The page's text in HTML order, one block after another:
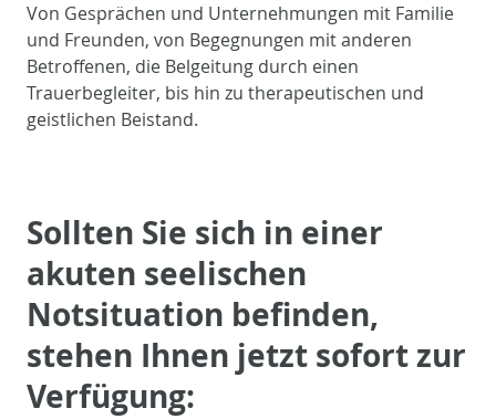
Von Gesprächen und Unternehmungen mit Familie
und Freunden, von Begegnungen mit anderen
Betroffenen, die Belgeitung durch einen
Trauerbegleiter, bis hin zu therapeutischen und
geistlichen Beistand.
Sollten Sie sich in einer
akuten seelischen
Notsituation befinden,
stehen Ihnen jetzt sofort zur
Verfügung: